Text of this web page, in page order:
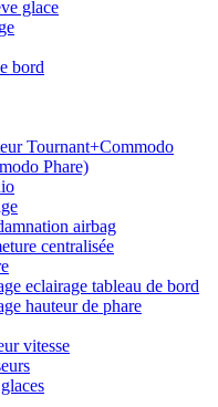
glace
bord
Tournant+Commodo
Phare)
airbag
centralisée
eclairage tableau de bord
hauteur de phare
vitesse